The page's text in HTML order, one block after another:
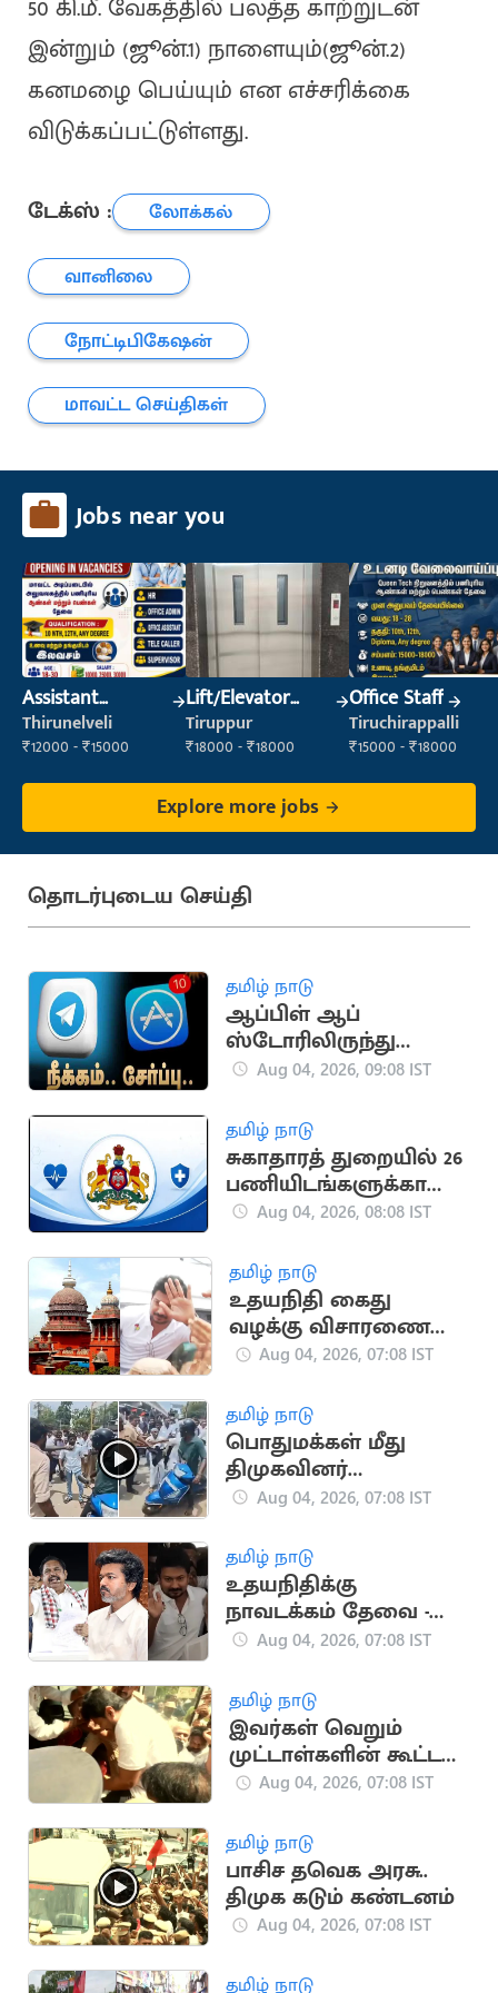
50 கி.மீ. வேகத்தில் பலத்த காற்றுடன்
இன்றும் (ஜூன்.1) நாளையும்(ஜூன்.2)
கனமழை பெய்யும் என எச்சரிக்கை
விடுக்கப்பட்டுள்ளது.
டேக்ஸ் :
லோக்கல்
வானிலை
நோட்டிபிகேஷன்
மாவட்ட செய்திகள்
Jobs near you
Assistant
Manager
Thirunelveli
₹12000 - ₹15000
Lift/Elevator
Technician
Tiruppur
₹18000 - ₹18000
Office Staff
Tiruchirappalli
₹15000 - ₹18000
Explore more jobs
தொடர்புடைய செய்தி
தமிழ் நாடு
ஆப்பிள் ஆப்
ஸ்டோரிலிருந்து
டெலிகிராம் திடீர்
Aug 04, 2026, 09:08 IST
தமிழ் நாடு
சுகாதாரத் துறையில் 26
பணியிடங்களுக்கான
ஆள்சேர்ப்பு
Aug 04, 2026, 08:08 IST
தமிழ் நாடு
உதயநிதி கைது
வழக்கு விசாரணை
மதியம் 2.15-க்கு
Aug 04, 2026, 07:08 IST
தமிழ் நாடு
பொதுமக்கள் மீது
திமுகவினர்
கொலைவெறித்
Aug 04, 2026, 07:08 IST
தமிழ் நாடு
உதயநிதிக்கு
நாவடக்கம் தேவை -
எடப்பாடி பழனிசாமி
Aug 04, 2026, 07:08 IST
தமிழ் நாடு
இவர்கள் வெறும்
முட்டாள்களின் கூட்டம் -
உதயநிதி சாடல்
Aug 04, 2026, 07:08 IST
தமிழ் நாடு
பாசிச தவெக அரசு..
திமுக கடும் கண்டனம்
Aug 04, 2026, 07:08 IST
தமிழ் நாடு